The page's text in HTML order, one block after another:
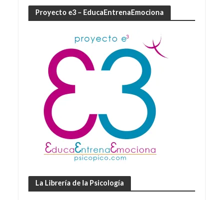
Proyecto e3 – EducaEntrenaEmociona
La Librería de la Psicología